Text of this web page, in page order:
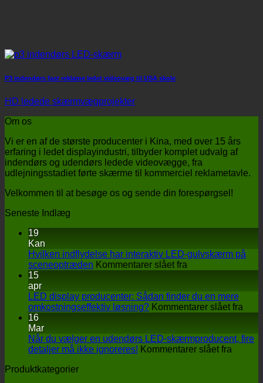
P3 indendørs fast reklame ledet videovæg til USA skole
HD ledede skærmvægprojekter
Om os
Vi er en af ​​de største producenter i Kina, med over 15 års
erfaring i ledet displayindustri, tilbyder komplet udvalg af
indendørs og udendørs ledede videovægge, fra
udlejningsstadiet førte skærme til kommerciel reklametavle.
Velkommen til at besøge os og sende din forespørgsel!
Seneste Indlæg
19
Kan
Hvilken indflydelse har interaktiv LED-gulvskærm på
sceneoptræden Kommentarer slået fra
har
interaktiv
på
sceneoptræden
15
apr
LED display producenter: Sådan finder du en mere
omkostningseffektiv løsning? Kommentarer slået fra
16
Mar
Når du vælger en udendørs LED-skærmproducent, fire
detaljer må ikke ignoreres! Kommentarer slået fra
Produktkategorier